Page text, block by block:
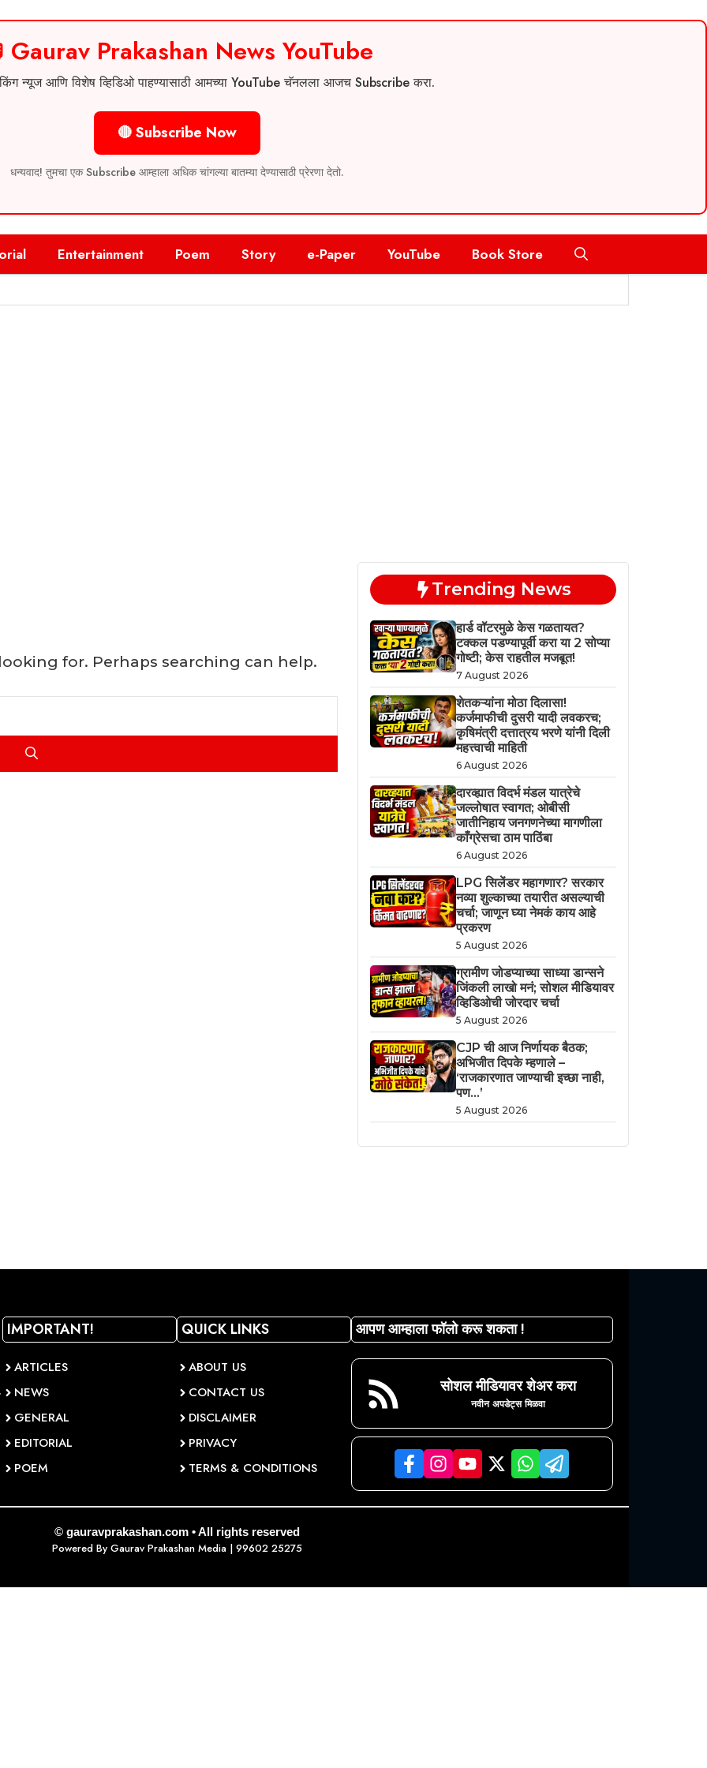
Gaurav Prakashan News YouTube
न्यूज आणि विशेष व्हिडिओ पाहण्यासाठी आमच्या YouTube चॅनलला आजच Subscribe करा.
🔴 Subscribe Now
धन्यवाद! तुमचा एक Subscribe आम्हाला अधिक चांगल्या बातम्या देण्यासाठी प्रेरणा देतो.
Entertainment Poem Story e-Paper YouTube Book Store
for. Perhaps searching can help.
Trending News
हार्ड वॉटरमुळे केस गळतायत?
टक्कल पडण्यापूर्वी करा या 2 सोप्या
गोष्टी; केस राहतील मजबूत!
7 August 2026
शेतकऱ्यांना मोठा दिलासा!
कर्जमाफीची दुसरी यादी लवकरच;
कृषिमंत्री दत्तात्रय भरणे यांनी दिली
महत्त्वाची माहिती
6 August 2026
दारव्ह्यात विदर्भ मंडल यात्रेचे
जल्लोषात स्वागत; ओबीसी
जातीनिहाय जनगणनेच्या मागणीला
काँग्रेसचा ठाम पाठिंबा
6 August 2026
LPG सिलेंडर महागणार? सरकार
नव्या शुल्काच्या तयारीत असल्याची
चर्चा; जाणून घ्या नेमकं काय आहे
प्रकरण
5 August 2026
ग्रामीण जोडप्याच्या साध्या डान्सने
जिंकली लाखो मनं; सोशल मीडियावर
व्हिडिओची जोरदार चर्चा
5 August 2026
CJP ची आज निर्णायक बैठक;
अभिजीत दिपके म्हणाले –
‘राजकारणात जाण्याची इच्छा नाही,
पण…’
5 August 2026
IMPORTANT!
ARTICLES
NEWS
GENERAL
EDITORIAL
POEM
QUICK LINKS
ABOUT US
CONTACT US
DISCLAIMER
PRIVACY
TERMS & CONDITIONS
आपण आम्हाला फॉलो करू शकता !
सोशल मीडियावर शेअर करा
नवीन अपडेट्स मिळवा
© gauravprakashan.com • All rights reserved
Powered By Gaurav Prakashan Media| 99602 25275